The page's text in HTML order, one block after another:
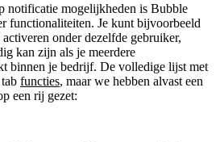
notificatie mogelijkheden is Bubble
functionaliteiten. Je kunt bijvoorbeeld
onder dezelfde gebruiker,
kan zijn als je meerdere
binnen je bedrijf. De volledige lijst met
functies, maar we hebben alvast een
een rij gezet: